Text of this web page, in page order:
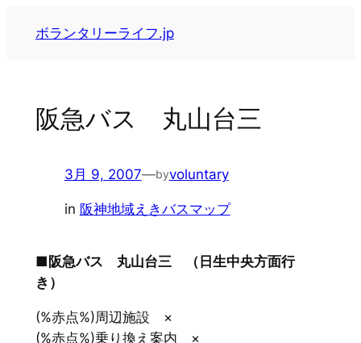
ボランタリーライフ.jp
阪急バス 丸山台三
3月 9, 2007—byvoluntary
in 阪神地域えきバスマップ
■阪急バス 丸山台三 （日生中央方面行
き）
(%赤点%)周辺施設 ×
(%赤点%)乗り換え案内 ×